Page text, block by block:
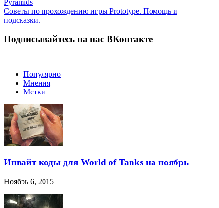
Pyramids
Советы по прохождению игры Prototype. Помощь и
подсказки.
Подписывайтесь на нас ВКонтакте
Популярно
Мнения
Метки
Инвайт коды для World of Tanks на ноябрь
Ноябрь 6, 2015